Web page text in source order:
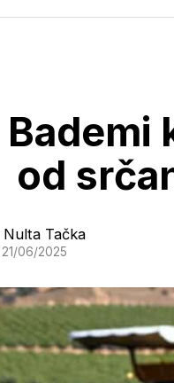
Bademi
od
Nulta Tačka
21/06/2025